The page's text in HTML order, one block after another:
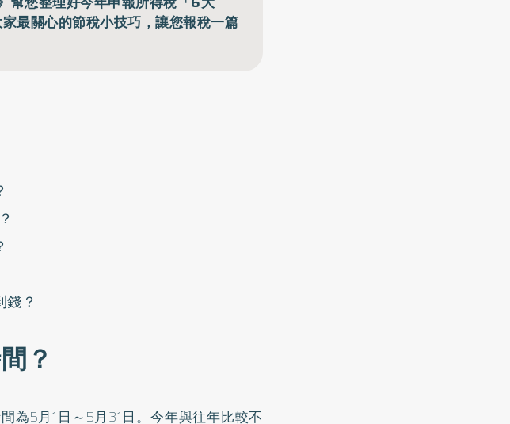
最關心的節稅小技巧，讓您報稅一篇
？
？
為5月1日～5月31日。今年與往年比較不